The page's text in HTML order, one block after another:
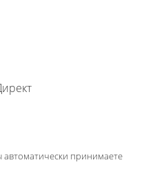
автоматически принимаете